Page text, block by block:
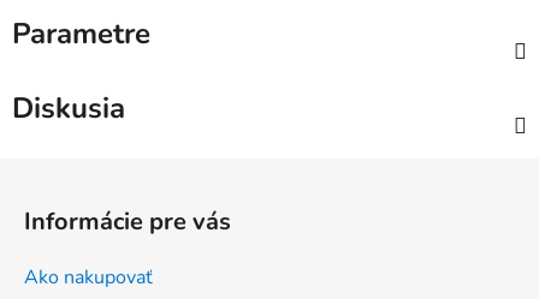
Parametre
Diskusia
Informácie pre vás
Ako nakupovať